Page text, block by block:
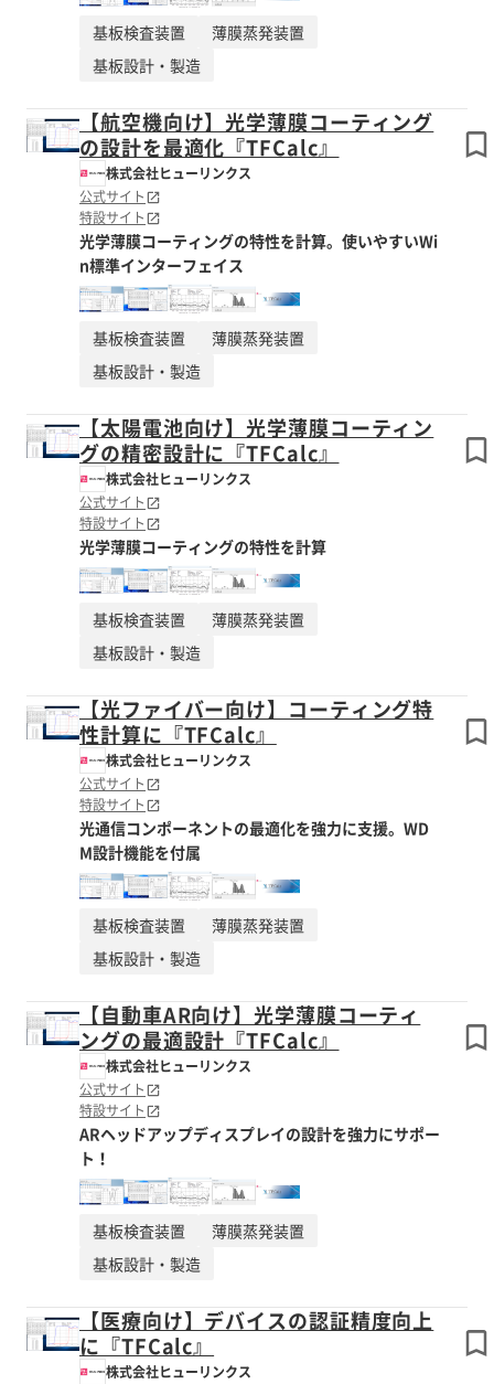
基板検査装置
薄膜蒸発装置
基板設計・製造
【航空機向け】光学薄膜コーティング
の設計を最適化『TFCalc』
株式会社ヒューリンクス
公式サイト
特設サイト
光学薄膜コーティングの特性を計算。使いやすいWi
n標準インターフェイス
基板検査装置
薄膜蒸発装置
基板設計・製造
【太陽電池向け】光学薄膜コーティン
グの精密設計に『TFCalc』
株式会社ヒューリンクス
公式サイト
特設サイト
光学薄膜コーティングの特性を計算
基板検査装置
薄膜蒸発装置
基板設計・製造
【光ファイバー向け】コーティング特
性計算に『TFCalc』
株式会社ヒューリンクス
公式サイト
特設サイト
光通信コンポーネントの最適化を強力に支援。WD
M設計機能を付属
基板検査装置
薄膜蒸発装置
基板設計・製造
【自動車AR向け】光学薄膜コーティ
ングの最適設計『TFCalc』
株式会社ヒューリンクス
公式サイト
特設サイト
ARヘッドアップディスプレイの設計を強力にサポー
ト！
基板検査装置
薄膜蒸発装置
基板設計・製造
【医療向け】デバイスの認証精度向上
に『TFCalc』
株式会社ヒューリンクス